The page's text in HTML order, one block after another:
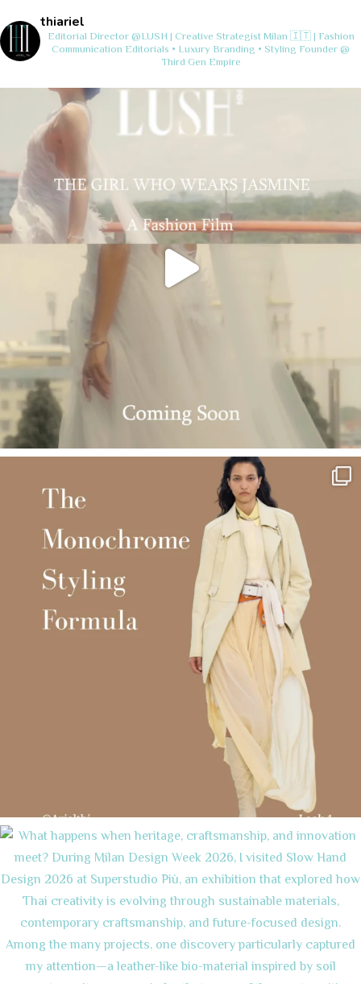
thiariel
Editorial Director @LUSH | Creative StrategistMilan 🇮🇹 | Fashion
Communication Editorials • Luxury Branding • Styling Founder @
Third Gen Empire